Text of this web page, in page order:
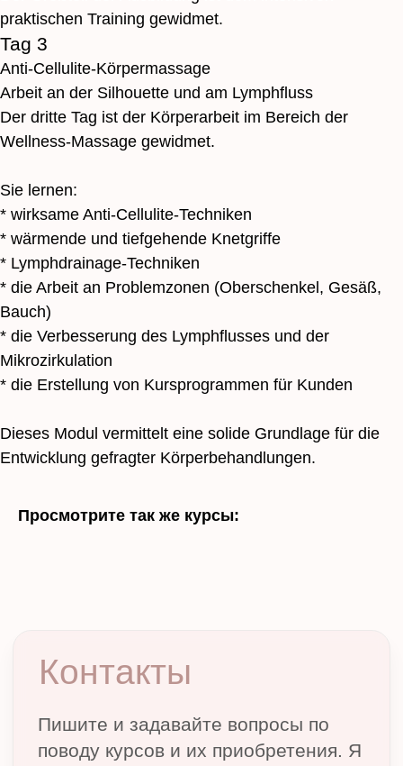
praktischen Training gewidmet.
Tag 3
Anti-Cellulite-Körpermassage
Arbeit an der Silhouette und am Lymphfluss
Der dritte Tag ist der Körperarbeit im Bereich der
Wellness-Massage gewidmet.
Sie lernen:
* wirksame Anti-Cellulite-Techniken
* wärmende und tiefgehende Knetgriffe
* Lymphdrainage-Techniken
* die Arbeit an Problemzonen (Oberschenkel, Gesäß,
Bauch)
* die Verbesserung des Lymphflusses und der
Mikrozirkulation
* die Erstellung von Kursprogrammen für Kunden
Dieses Modul vermittelt eine solide Grundlage für die
Entwicklung gefragter Körperbehandlungen.
Просмотрите так же курсы:
Вы можете оставить свои
контактные данные и записаться на
Адрес:
Карлсруэ, Германия, Kaiserstraße
Номер телефона:+49 159 013 09
893
Расписание сеансов
Понедельник – пятница
9:00 / 10:15 / 11:30 / 12:45 / 14:00 /
15:15 / 16:30
Запись на
массаж в
Карлсруэ
+49
Повышение квалификации
Отзывы